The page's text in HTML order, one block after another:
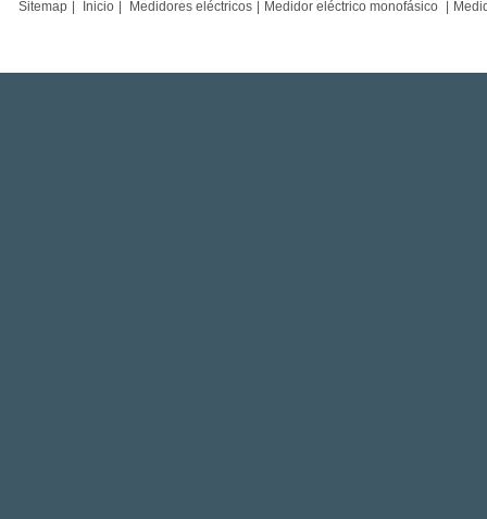
Sitemap Inicio Medidores eléctricos Medidor eléctrico monofásico